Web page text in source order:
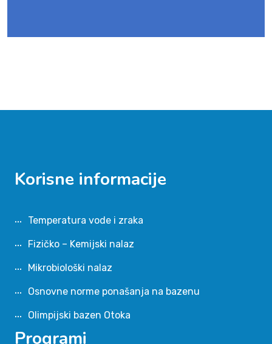
Korisne informacije
Temperatura vode i zraka
Fizičko – Kemijski nalaz
Mikrobiološki nalaz
Osnovne norme ponašanja na bazenu
Olimpijski bazen Otoka
Programi